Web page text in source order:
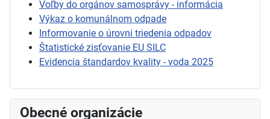
Voľby do orgánov samosprávy - informácia
Výkaz o komunálnom odpade
Informovanie o úrovni triedenia odpadov
Štatistické zisťovanie EU SILC
Evidencia štandardov kvality - voda 2025
Obecné organizácie